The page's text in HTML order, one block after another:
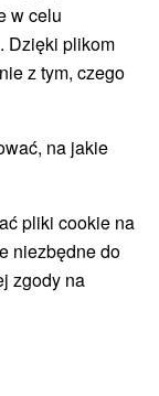
SPRZĘT
w celu
Dzięki plikom
z tym, czego
na jakie
pliki cookie na
niezbędne do
zgody na